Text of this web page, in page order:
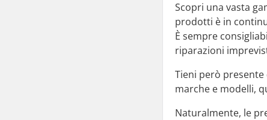
Scopri una vasta
prodotti è in
È sempre
riparazioni
Tieni però
marche e modelli,
Naturalmente, le